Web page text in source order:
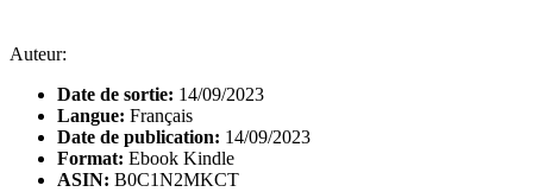
Auteur:
Date de sortie: 14/09/2023
Langue: Français
Date de publication: 14/09/2023
Format: Ebook Kindle
ASIN: B0C1N2MKCT